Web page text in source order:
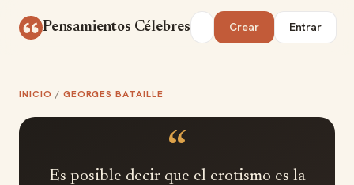
Pensamientos Célebres Buscar Crear Entrar
INICIO / GEORGES BATAILLE
“
Es posible decir que el erotismo es la